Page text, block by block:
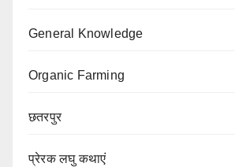
General Knowledge
Organic Farming
छतरपुर
प्रेरक लघु कथाएं